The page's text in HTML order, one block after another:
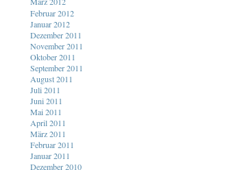
Februar 2012
Januar 2012
Dezember 2011
November 2011
Oktober 2011
September 2011
August 2011
Juli 2011
Juni 2011
Mai 2011
April 2011
März 2011
Februar 2011
Januar 2011
Dezember 2010